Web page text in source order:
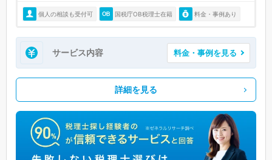
個人の相談も受付可 国税庁OB税理士在籍 料金・事例あり
サービス内容 料金・事例を見る
詳細を見る